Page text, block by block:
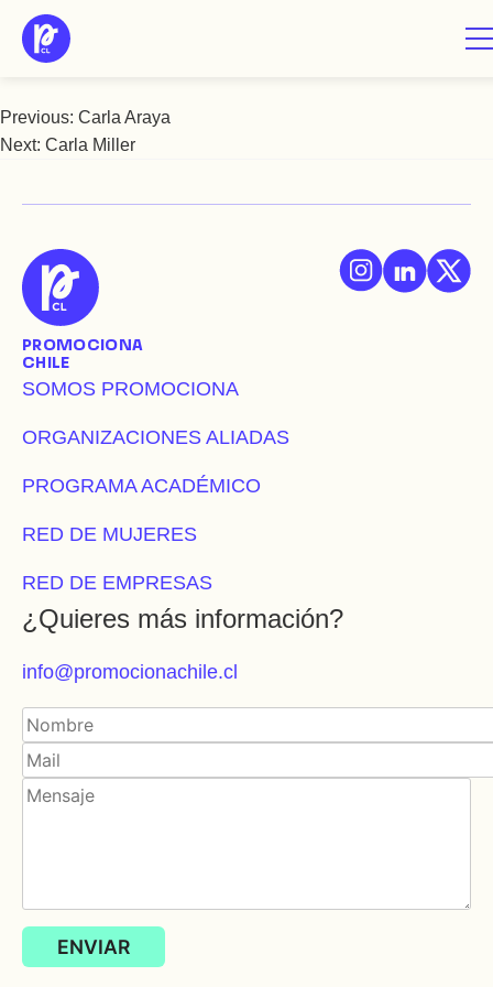
Saltar
Carla Mariman
Navegación
entradas
Previous: Carla Araya
Next: Carla Miller
PROMOCIONA
CHILE
SOMOS PROMOCIONA
ORGANIZACIONES ALIADAS
PROGRAMA ACADÉMICO
RED DE MUJERES
RED DE EMPRESAS
¿Quieres más información?
info@promocionachile.cl